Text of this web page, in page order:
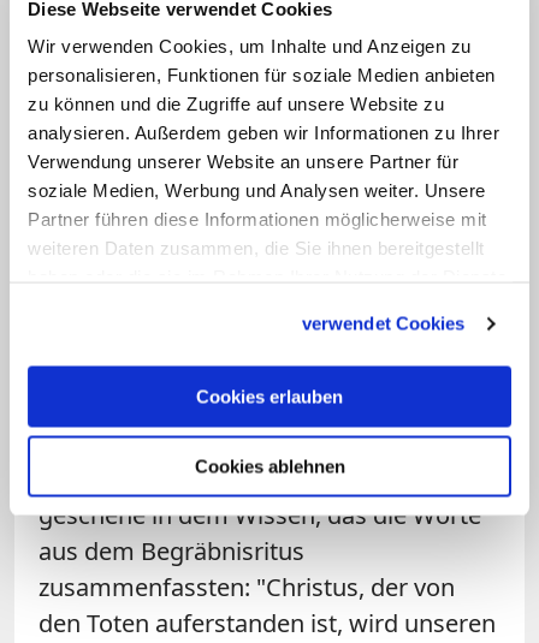
Diese Webseite verwendet Cookies
Wir verwenden Cookies, um Inhalte und Anzeigen zu
personalisieren, Funktionen für soziale Medien anbieten
zu können und die Zugriffe auf unsere Website zu
analysieren. Außerdem geben wir Informationen zu Ihrer
Verwendung unserer Website an unsere Partner für
soziale Medien, Werbung und Analysen weiter. Unsere
Partner führen diese Informationen möglicherweise mit
weiteren Daten zusammen, die Sie ihnen bereitgestellt
verwendet Cookies
Cookies erlauben
Cookies ablehnen
Genn sagte weiter, ihn persönlich habe es
besonders berührt, dass Lettmann nur
wenige Augenblicke vor seinem Tod den
Tischsegen gesprochen hatte mit den
Worten: "Zum Gastmahl des Ewigen
Lebens führe uns Christus, der König der
Herrlichkeit". In diesen Worten drücke
ein Leben nach dem Tod aus.
Diese Hoffnung vermittelte Genn auch
den Trauernden: Zwar würde der Leib des
Verstorbenen beerdigt, doch das
geschehe in dem Wissen, das die Worte
aus dem Begräbnisritus
zusammenfassten: "Christus, der von
den Toten auferstanden ist, wird unseren